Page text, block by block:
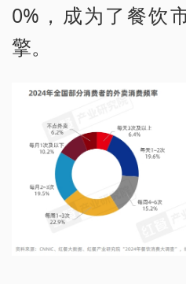
0%，成为了餐饮
擎。